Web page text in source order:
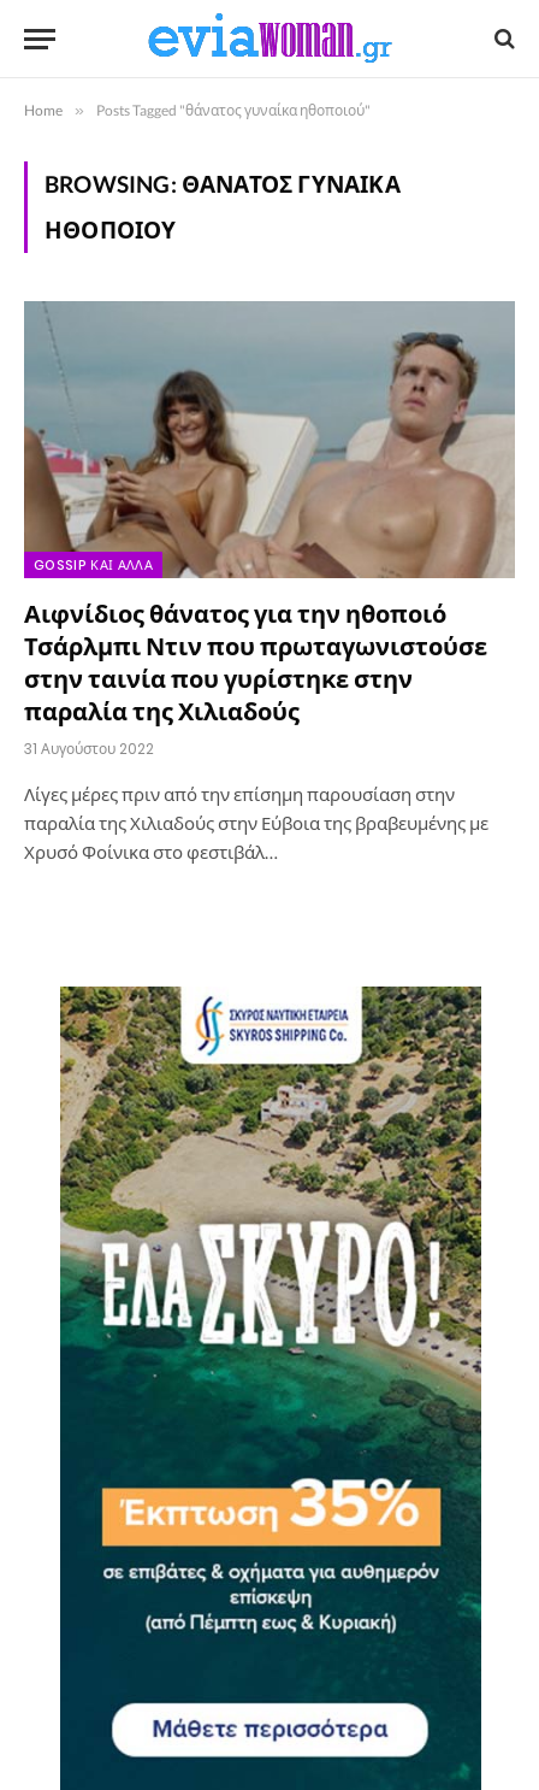
Home » Posts Tagged "θάνατος γυναίκα ηθοποιού"
BROWSING: ΘΆΝΑΤΟΣ ΓΥΝΑΊΚΑ
ΗΘΟΠΟΙΟΎ
GOSSIP ΚΑΙ ΆΛΛΑ
Αιφνίδιος θάνατος για την ηθοποιό
Τσάρλμπι Ντιν που πρωταγωνιστούσε
στην ταινία που γυρίστηκε στην
παραλία της Χιλιαδούς
31 Αυγούστου 2022
Λίγες μέρες πριν από την επίσημη παρουσίαση στην
παραλία της Χιλιαδούς στην Εύβοια της βραβευμένης με
Χρυσό Φοίνικα στο φεστιβάλ…